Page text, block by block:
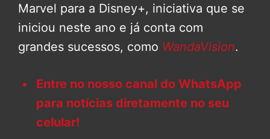
Marvel para a Disney+, iniciativa que se
iniciou neste ano e já conta com
grandes sucessos, como WandaVision.
Entre no nosso canal do WhatsApp
para notícias diretamente no seu
celular!